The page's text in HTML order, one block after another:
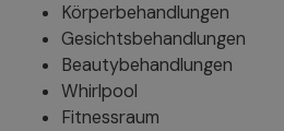
Körperbehandlungen
Gesichtsbehandlungen
Beautybehandlungen
Whirlpool
Fitnessraum